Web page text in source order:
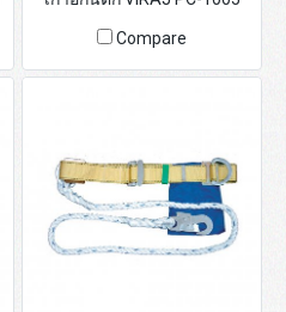
Compare